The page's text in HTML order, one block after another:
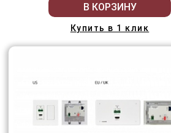
В КОРЗИНУ
Купить в 1 клик